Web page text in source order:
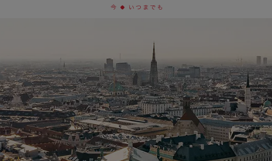
へ
ジ
の
ト
ッ
プ
へ
非
表
示